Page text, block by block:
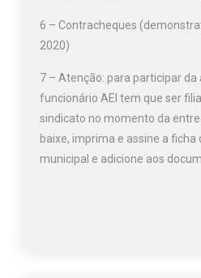
6 – Contracheques
2020)
7 – Atenção: para participar da
funcionário AEI tem que ser
sindicato no momento da
baixe, imprima e assine a ficha
municipal e adicione aos